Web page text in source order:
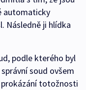
automaticky
Následně ji hlídka
podle kterého byl
soud ovšem
totožnosti